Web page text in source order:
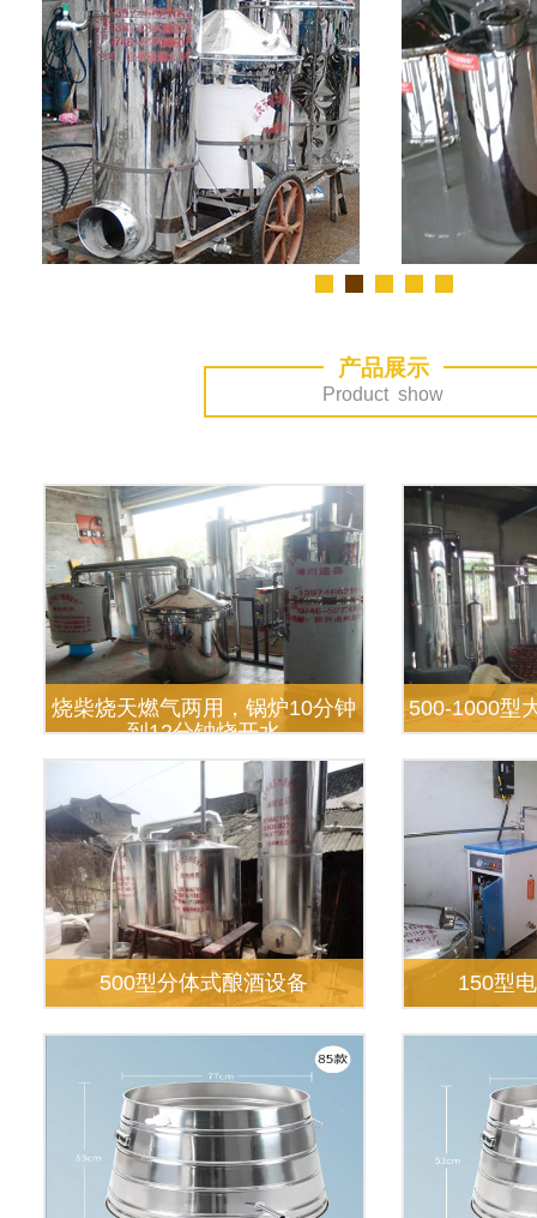
产品展示
Product show
烧柴烧天燃气两用，锅炉10分钟
到12分钟烧开水
500-1000型
500型分体式酿酒设备 150型